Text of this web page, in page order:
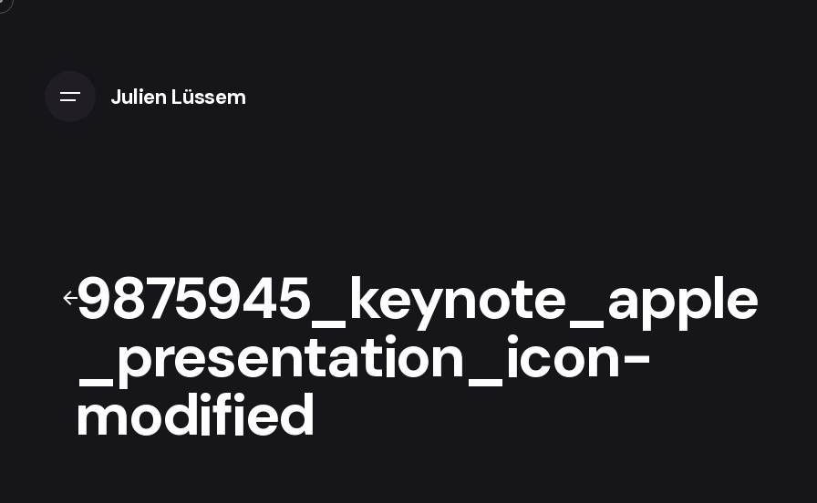
Skip
Julien Lüssem
9875945_keynote_apple
_presentation_icon-
modified